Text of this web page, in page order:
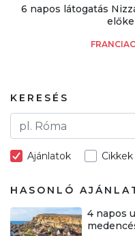
6 napos látogatás
KERESÉS
Ajánlatok Cikkek
HASONLÓ
4 napos